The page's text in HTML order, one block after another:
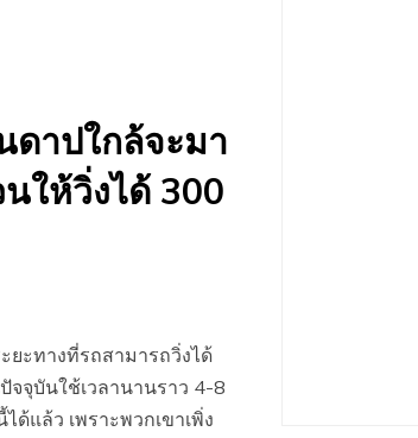
ดาปใกล้จะมา
ให้วิ่งได้ 300
ะทางที่รถสามารถวิ่งได้
จจุบันใช้เวลานานราว 4-8
แล้ว เพราะพวกเขาเพิ่ง